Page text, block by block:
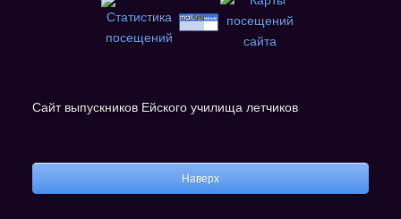
Сайт выпускников Ейского училища летчиков
Наверх